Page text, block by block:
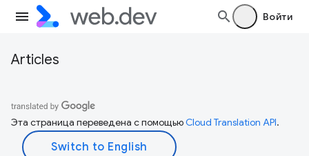
Войти
Articles
Эта страница переведена с помощьюCloud Translation API.